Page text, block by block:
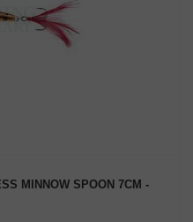
MINNOW SPOON 7CM -